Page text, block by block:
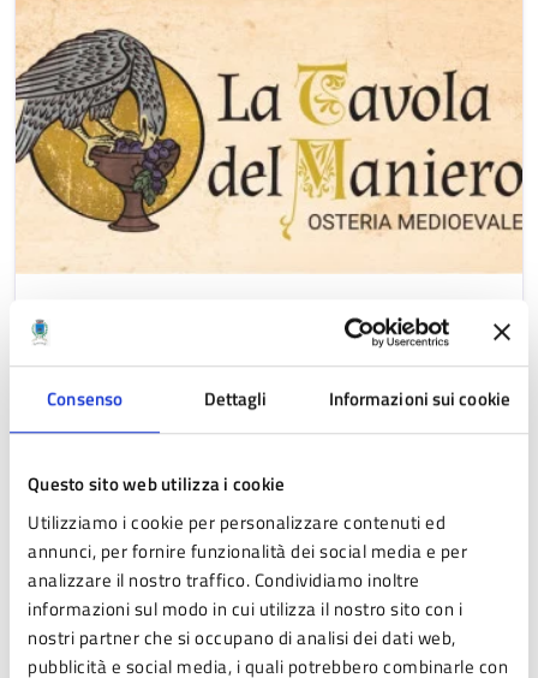
Consenso Dettagli Informazioni sui cookie
Questo sito web utilizza i cookie
Utilizziamo i cookie per personalizzare contenuti ed
annunci, per fornire funzionalità dei social media e per
analizzare il nostro traffico. Condividiamo inoltre
informazioni sul modo in cui utilizza il nostro sito con i
nostri partner che si occupano di analisi dei dati web,
pubblicità e social media, i quali potrebbero combinarle con
Locanda del Maniero
Ristorante aperto da mercoledì a domenica
11/23.30
Link utili